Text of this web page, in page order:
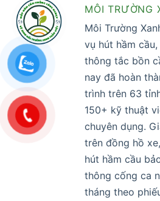
MÔI TRƯỜNG
Môi Trường
vụ hút hầm
thông tắc bồn
nay đã hoàn
trình trên 63
150+ kỹ thuật
chuyên dụng.
trên đồng hồ
hút hầm cầu
thông cống ca
tháng theo